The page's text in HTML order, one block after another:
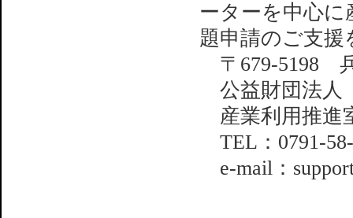
ーターを中心に
題申請のご支
〒679-5198
公益財団法人
産業利用推進
TEL：0791-
e-mail：